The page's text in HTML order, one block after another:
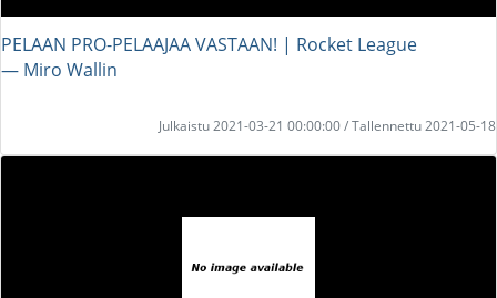
PELAAN PRO-PELAAJAA VASTAAN! | Rocket League
― Miro Wallin
Julkaistu 2021-03-21 00:00:00 / Tallennettu 2021-05-18